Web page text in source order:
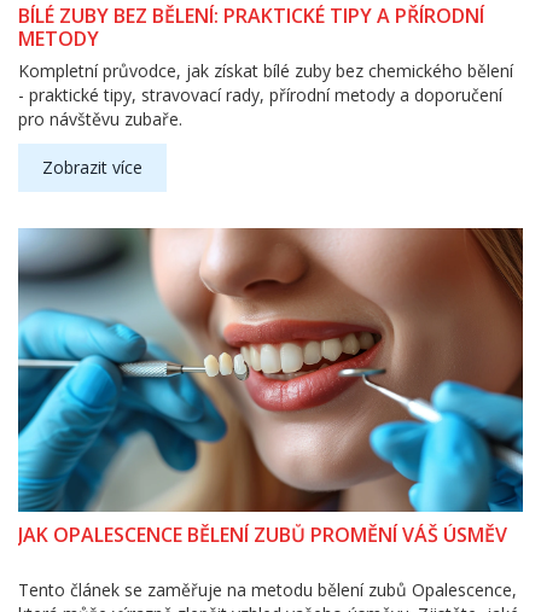
BÍLÉ ZUBY BEZ BĚLENÍ: PRAKTICKÉ TIPY A PŘÍRODNÍ
METODY
Kompletní průvodce, jak získat bílé zuby bez chemického bělení
- praktické tipy, stravovací rady, přírodní metody a doporučení
pro návštěvu zubaře.
Zobrazit více
JAK OPALESCENCE BĚLENÍ ZUBŮ PROMĚNÍ VÁŠ ÚSMĚV
Tento článek se zaměřuje na metodu bělení zubů Opalescence,